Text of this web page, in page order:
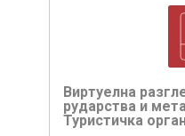
Виртуелна
рударства и
Туристичка